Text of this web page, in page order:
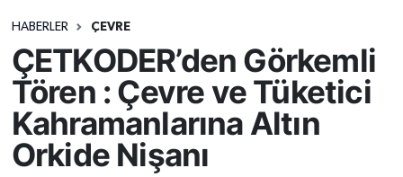
HABERLER ÇEVRE
ÇETKODER’den Görkemli
Tören : Çevre ve Tüketici
Kahramanlarına Altın
Orkide Nişanı
Ekonomi
Gündem
Kültür-Sanat
Resmi İlan
Haber Arşivi